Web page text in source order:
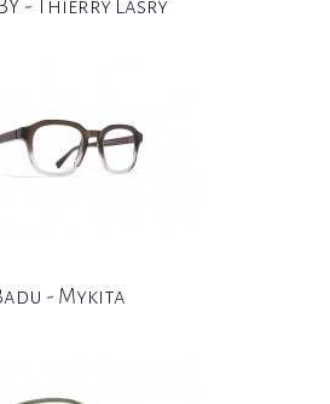
- Thierry Lasry
- Mykita